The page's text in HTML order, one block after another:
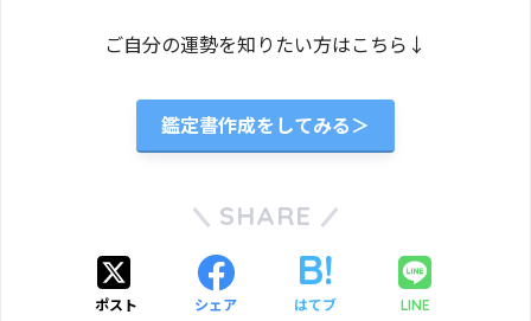
ご自分の運勢を知りたい方はこちら↓
鑑定書作成をしてみる＞
SHARE
ポスト シェア はてブ LINE